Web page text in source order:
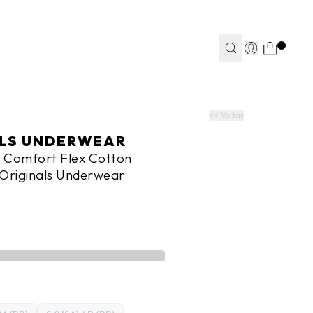
<< Voltar
UNDERWEAR
Comfort Flex Cotton
Underwear